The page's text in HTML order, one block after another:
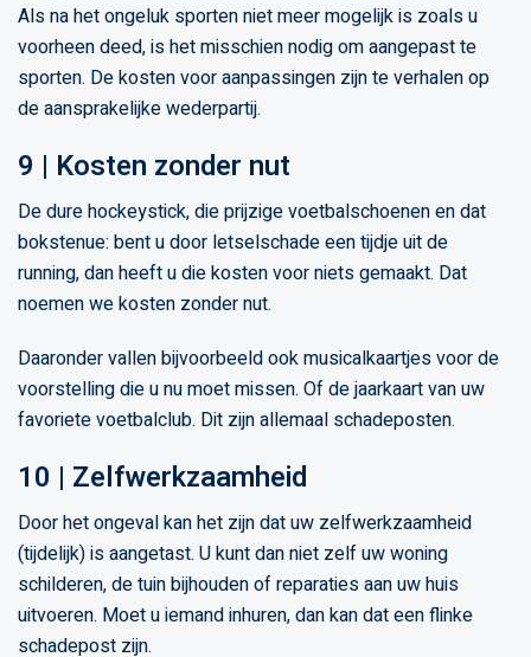
Als na het ongeluk sporten niet meer mogelijk is zoals u
voorheen deed, is het misschien nodig om aangepast te
sporten. De kosten voor aanpassingen zijn te verhalen op
de aansprakelijke wederpartij.
9 | Kosten zonder nut
De dure hockeystick, die prijzige voetbalschoenen en dat
bokstenue: bent u door letselschade een tijdje uit de
running, dan heeft u die kosten voor niets gemaakt. Dat
noemen we kosten zonder nut.
Daaronder vallen bijvoorbeeld ook musicalkaartjes voor de
voorstelling die u nu moet missen. Of de jaarkaart van uw
favoriete voetbalclub. Dit zijn allemaal schadeposten.
10 | Zelfwerkzaamheid
Door het ongeval kan het zijn dat uw zelfwerkzaamheid
(tijdelijk) is aangetast. U kunt dan niet zelf uw woning
schilderen, de tuin bijhouden of reparaties aan uw huis
uitvoeren. Moet u iemand inhuren, dan kan dat een flinke
schadepost zijn.